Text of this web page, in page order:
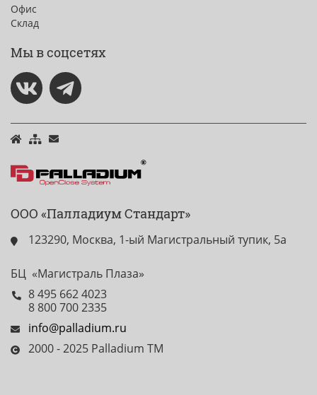
Офис
Склад
Мы в соцсетях
ООО «Палладиум Стандарт»
123290, Москва, 1-ый Магистральный тупик, 5а
БЦ «Магистраль Плаза»
8 495 662 4023
8 800 700 2335
info@palladium.ru
2000 - 2025 Palladium TM